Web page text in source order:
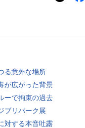
る意外な場所
が広がった背景
ーで拘束の過去
ブリパーク展
対する本音吐露